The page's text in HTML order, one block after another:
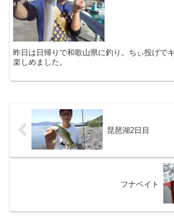
昨日は日帰りで和歌山県に釣り。ちぃ投げで
楽しめました。
琵琶湖2日目
フナベイト